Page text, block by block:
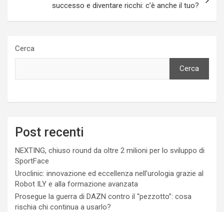
successo e diventare ricchi: c’è anche il tuo?
Cerca
Cerca
Post recenti
NEXTING, chiuso round da oltre 2 milioni per lo sviluppo di
SportFace
Uroclinic: innovazione ed eccellenza nell’urologia grazie al
Robot ILY e alla formazione avanzata
Prosegue la guerra di DAZN contro il “pezzotto”: cosa
rischia chi continua a usarlo?